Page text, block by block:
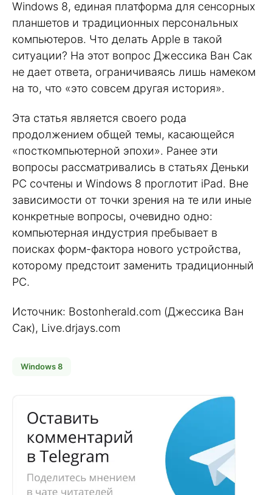
Windows 8, единая платформа для сенсорных
планшетов и традиционных персональных
компьютеров. Что делать Apple в такой
ситуации? На этот вопрос Джессика Ван Сак
не дает ответа, ограничиваясь лишь намеком
на то, что «это совсем другая история».
Эта статья является своего рода
продолжением общей темы, касающейся
«посткомпьютерной эпохи». Ранее эти
вопросы рассматривались в статьях Деньки
PC сочтены и Windows 8 проглотит iPad. Вне
зависимости от точки зрения на те или иные
конкретные вопросы, очевидно одно:
компьютерная индустрия пребывает в
поисках форм-фактора нового устройства,
которому предстоит заменить традиционный
PC.
Источник: Bostonherald.com (Джессика Ван
Сак), Live.drjays.com
Windows 8